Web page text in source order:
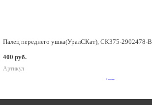
Палец переднего ушка(УралСКат), СК375-2902478-В
400 руб.
Артикул
В корзину